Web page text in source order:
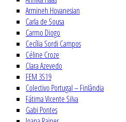
Armineh Hovanesian
Carla de Sousa
Carmo Diogo
Cecília Sordi Campos
Céline Croze
Clara Azevedo
FEM 3S19
Colectivo Portugal – Finlândia
Fátima Vicente Silva
Gabi Pontes